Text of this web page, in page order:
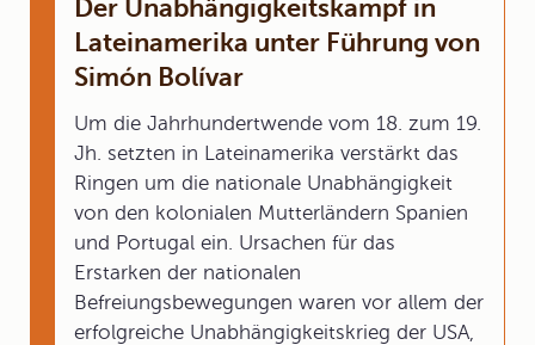
Der Unabhängigkeitskampf in
Lateinamerika unter Führung von
Simón Bolívar
Um die Jahrhundertwende vom 18. zum 19.
Jh. setzten in Lateinamerika verstärkt das
Ringen um die nationale Unabhängigkeit
von den kolonialen Mutterländern Spanien
und Portugal ein. Ursachen für das
Erstarken der nationalen
Befreiungsbewegungen waren vor allem der
erfolgreiche Unabhängigkeitskrieg der USA,